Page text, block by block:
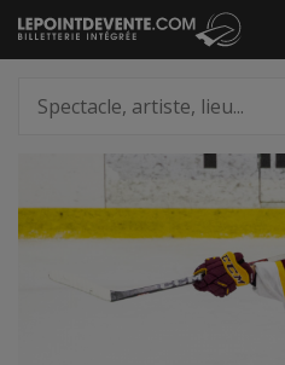
Passer
au
artiste,
lieu...